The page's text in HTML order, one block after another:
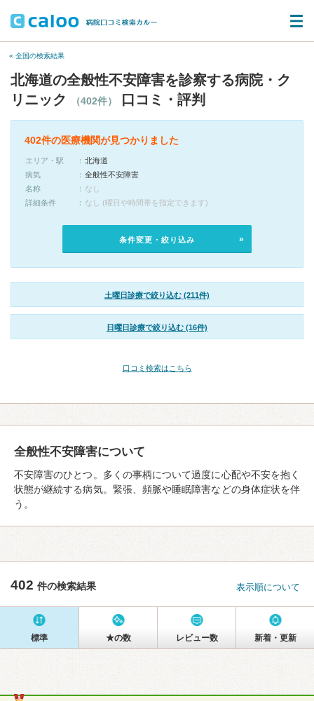
« 全国の検索結果
北海道の全般性不安障害を診察する病院・ク
リニック
（402件） 口コミ・評判
402件の医療機関が見つかりました
エリア・駅
北海道
病気
全般性不安障害
名称
なし
詳細条件
なし (曜日や時間帯を指定できます)
条件変更・絞り込み
土曜日診療で絞り込む (211件)
日曜日診療で絞り込む (16件)
口コミ検索はこちら
全般性不安障害について
不安障害のひとつ。多くの事柄について過度に心配や不安を抱く
状態が継続する病気。緊張、頻脈や睡眠障害などの身体症状を伴
う。
402 件の検索結果 表示順について
標準 ★の数 レビュー数 新着・更新